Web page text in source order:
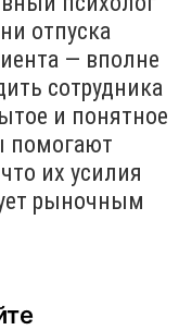
отпуска
— вполне
сотрудника
и понятное
помогают
их усилия
рыночным